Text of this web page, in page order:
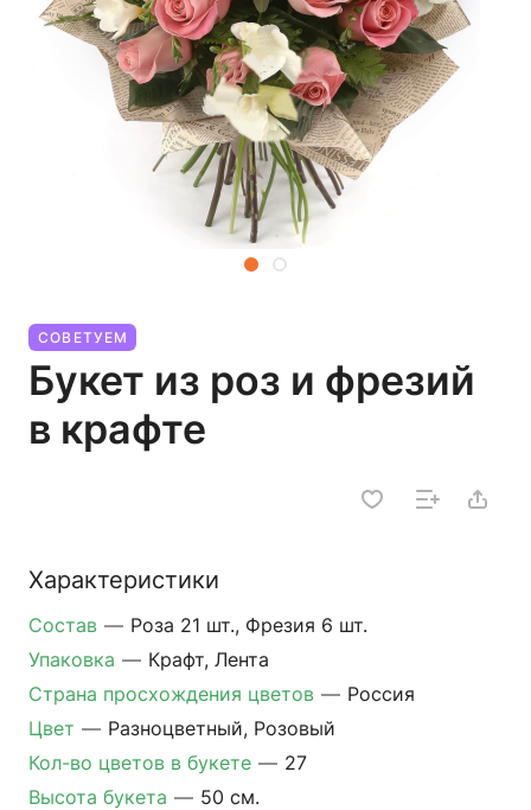
СОВЕТУЕМ
Букет из роз и фрезий
в крафте
Характеристики
Состав — Роза 21 шт., Фрезия 6 шт.
Упаковка — Крафт, Лента
Страна просхождения цветов — Россия
Цвет — Разноцветный, Розовый
Кол-во цветов в букете — 27
Высота букета — 50 см.